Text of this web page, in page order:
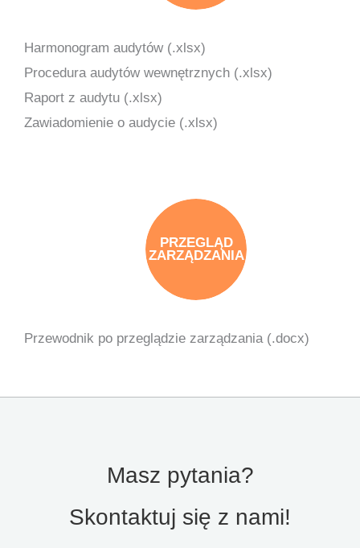
Harmonogram audytów (.xlsx)
Procedura audytów wewnętrznych (.xlsx)
Raport z audytu (.xlsx)
Zawiadomienie o audycie (.xlsx)
PRZEGLĄD
ZARZĄDZANIA
Przewodnik po przeglądzie zarządzania (.docx)
Masz pytania?
Skontaktuj się z nami!